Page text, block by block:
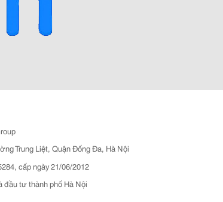
Trung Liệt, Quận Đống Đa, Hà Nội
cấp ngày 21/06/2012
đầu tư thành phố Hà Nội